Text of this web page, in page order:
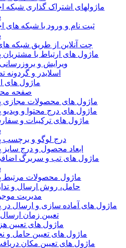
ماژولهای اشتراک‌ گذاری شبکه
ثبت نام و ورود با شبکه های
چت آنلاین از طریق شبکه
ماژول های ارتباط با
ویرایش و
اسلایدر و گردونه
ماژول های
صفحه
ماژول های محصولات مجازی
ماژول های درج محتوا و
ماژول های ترکیبات و
درج لوگو و برچسب
ابعاد محصول و درج
ماژول های تب و سربرگ
ماژول محصولات مرتبط
حامل، روش ارسال و
مدیریت
ماژول های آماده سازی و ارسال
تعیین زمان
ماژول های تعیین
ماژول های تعیین حامل و
ماژول های تعیین مکان